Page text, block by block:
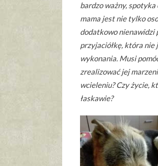
bardzo ważny,
mama jest nie tylko
dodatkowo nienawidzi
przyjaciółkę, która nie
wykonania. Musi
zrealizować jej
wcieleniu? Czy życie,
łaskawie?